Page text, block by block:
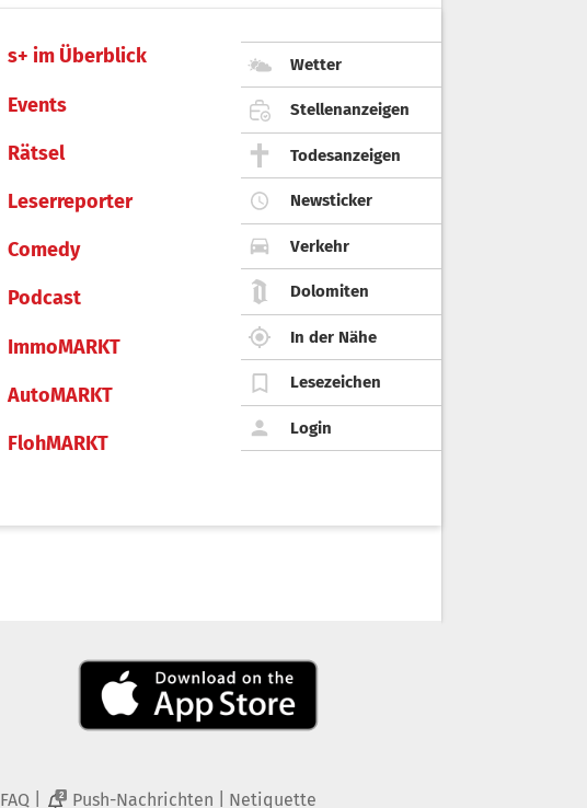
s+ im Überblick
Events
Rätsel
Leserreporter
Comedy
Podcast
ImmoMARKT
AutoMARKT
FlohMARKT
Wetter
Stellenanzeigen
Todesanzeigen
Newsticker
Verkehr
Dolomiten
In der Nähe
Lesezeichen
Login
FAQ 2 Push-Nachrichten Netiquette